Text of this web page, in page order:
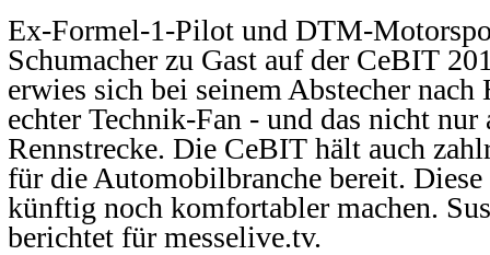
Ex-Formel-1-Pilot und DTM-
Schumacher zu Gast auf der CeBIT
erwies sich bei seinem Abstecher nach
echter Technik-Fan - und das nicht nur
Rennstrecke. Die CeBIT hält auch
für die Automobilbranche bereit. Diese
künftig noch komfortabler machen.
berichtet für messelive.tv.